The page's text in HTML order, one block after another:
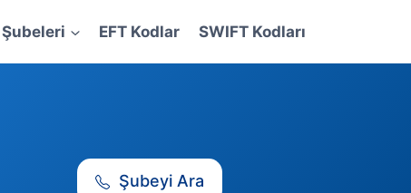
EFT Kodlar SWIFT Kodları
Şubeyi Ara